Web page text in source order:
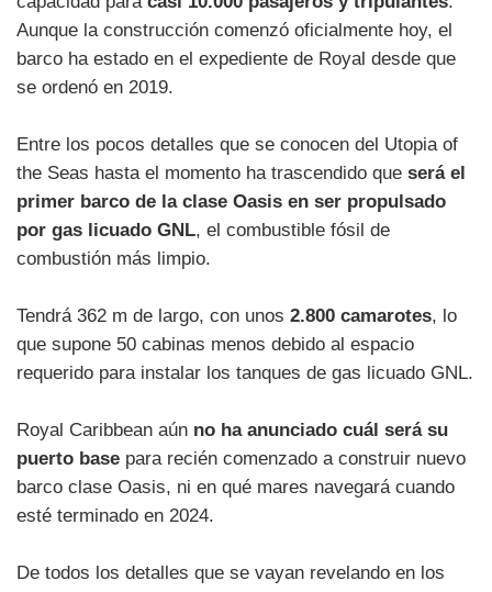
Aunque la construcción comenzó oficialmente hoy, el
barco ha estado en el expediente de Royal desde que
se ordenó en 2019.
Entre los pocos detalles que se conocen del Utopia of
the Seas hasta el momento ha trascendido que será el
primer barco de la clase Oasis en ser propulsado
por gas licuado GNL, el combustible fósil de
combustión más limpio.
Tendrá 362 m de largo, con unos 2.800 camarotes, lo
que supone 50 cabinas menos debido al espacio
requerido para instalar los tanques de gas licuado GNL.
Royal Caribbean aún no ha anunciado cuál será su
puerto base para recién comenzado a construir nuevo
barco clase Oasis, ni en qué mares navegará cuando
esté terminado en 2024.
De todos los detalles que se vayan revelando en los